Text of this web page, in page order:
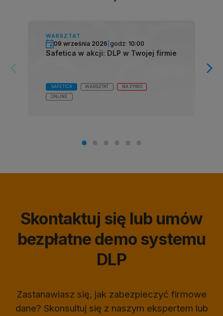
arrow_forward_ios
WARSZTAT
09 września 2026 godz: 10:00
Safetica w akcji: DLP w Twojej firmie
SAFETICA WARSZTAT
NA ŻYWO
ONLINE
arrow_forward_ios
Skontaktuj się lub umów
bezpłatne demo systemu
DLP
Zastanawiasz się, jak zabezpieczyć firmowe
dane? Skonsultuj się z naszym ekspertem lub